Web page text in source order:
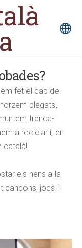
fet el cap de
plegats,
trenca-
a reciclar i, en
català!
els nens a la
cançons, jocs i